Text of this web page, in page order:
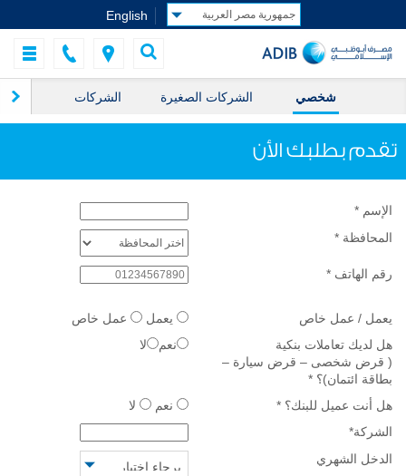
English
الشركات الشركات الصغيرة شخصي
تقدم بطلبك الأن
الإسم *
المحافظة *
رقم الهاتف *
يعمل / عمل خاص يعمل
عمل خاص
هل لديك تعاملات بنكية
( قرض شخصى – قرض سيارة –
بطاقة ائتمان)؟ *
نعم لا
هل أنت عميل للبنك؟ * نعم
لا
الشركة*
الدخل الشهري